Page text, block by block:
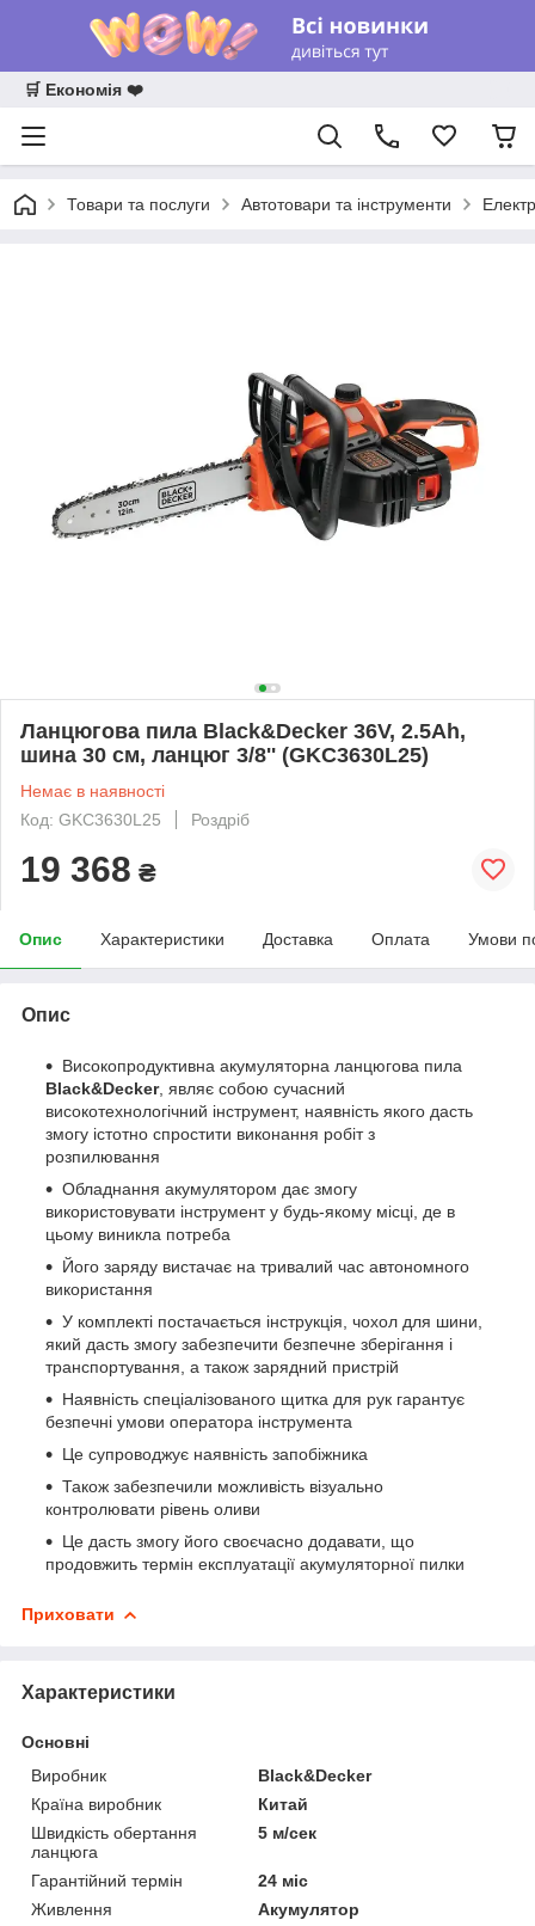
🛒 Економія ❤️
Товари та послуги Автотовари та інструменти
Ланцюгова пила Black&Decker 36V, 2.5Ah,
шина 30 см, ланцюг 3/8'' (GKC3630L25)
Немає в наявності
Код: GKC3630L25
Роздріб
19 368 ₴
Опис Характеристики Доставка Оплата Умови
Опис
Високопродуктивна акумуляторна ланцюгова пила
Black&Decker, являє собою сучасний
високотехнологічний інструмент, наявність якого дасть
змогу істотно спростити виконання робіт з
розпилювання
Обладнання акумулятором дає змогу
використовувати інструмент у будь-якому місці, де в
цьому виникла потреба
Його заряду вистачає на тривалий час автономного
використання
У комплекті постачається інструкція, чохол для шини,
який дасть змогу забезпечити безпечне зберігання і
транспортування, а також зарядний пристрій
Наявність спеціалізованого щитка для рук гарантує
безпечні умови оператора інструмента
Це супроводжує наявність запобіжника
Також забезпечили можливість візуально
контролювати рівень оливи
Це дасть змогу його своєчасно додавати, що
продовжить термін експлуатації акумуляторної пилки
Приховати
Характеристики
Основні
Виробник
Black&Decker
Країна виробник
Китай
Швидкість обертання
ланцюга
5 м/сек
Гарантійний термін
24 міс
Живлення
Акумулятор